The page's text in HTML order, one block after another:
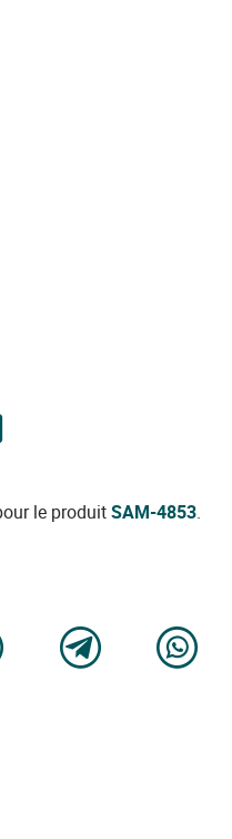
le produitSAM-4853.